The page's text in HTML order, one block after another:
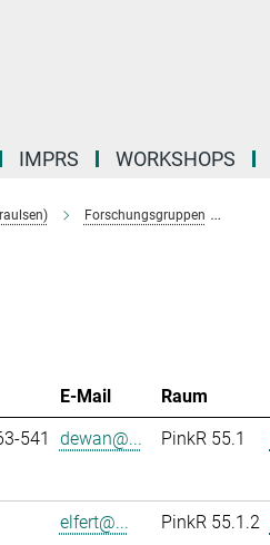
IMPRS WORKSHOPS
Forschungsgruppen
E-Mail Raum
541 dewan@... PinkR 55.1
elfert@... PinkR 55.1.2